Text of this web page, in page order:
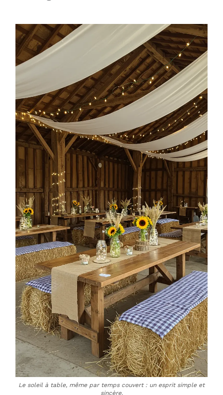
Le soleil à table, même par temps couvert : un esprit simple et
sincère.